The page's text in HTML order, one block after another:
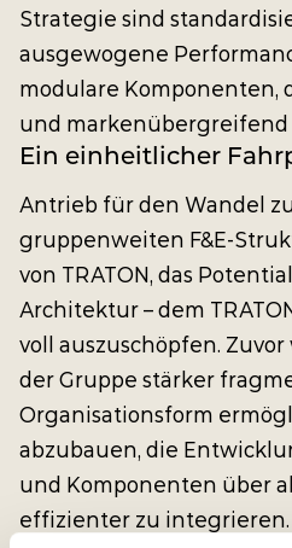
Strategie sind
ausgewogene
modulare Komponenten,
und
Ein einheitlicher
Antrieb für den Wandel
gruppenweiten F&E-
von TRATON, das
Architektur – dem
voll auszuschöpfen.
der Gruppe stärker
Organisationsform
abzubauen, die
und Komponenten über
effizienter zu integrieren.